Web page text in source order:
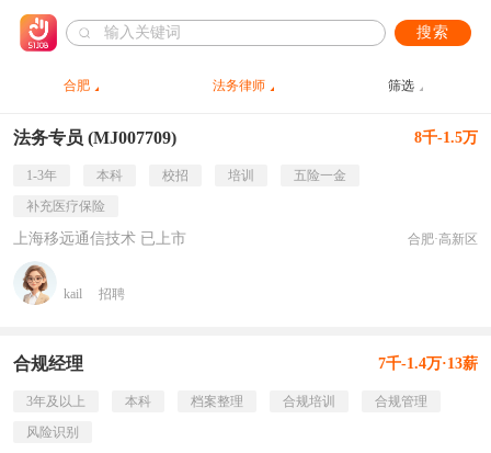
搜索
合肥 法务律师 筛选
法务专员 (MJ007709) 8千-1.5万
1-3年 本科 校招 培训
五险一金
补充医疗保险
上海移远通信技术 已上市 合肥·高新区
kail 招聘
合规经理 7千-1.4万·13薪
3年及以上 本科 档案整理 合规培训
合规管理
风险识别